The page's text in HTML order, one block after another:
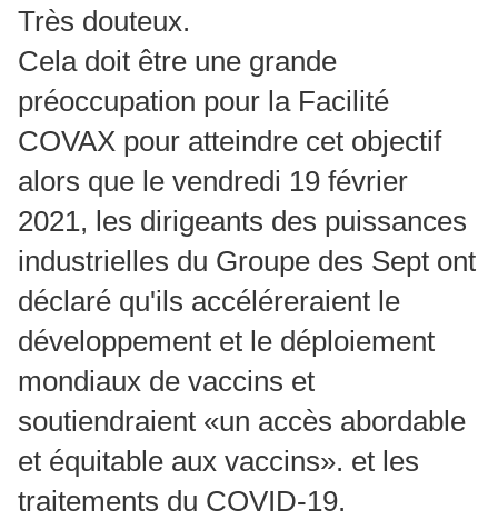
Très douteux.
Cela doit être une grande
préoccupation pour la Facilité
COVAX pour atteindre cet objectif
alors que le vendredi 19 février
2021, les dirigeants des puissances
industrielles du Groupe des Sept ont
déclaré qu'ils accéléreraient le
développement et le déploiement
mondiaux de vaccins et
soutiendraient «un accès abordable
et équitable aux vaccins». et les
traitements du COVID-19.